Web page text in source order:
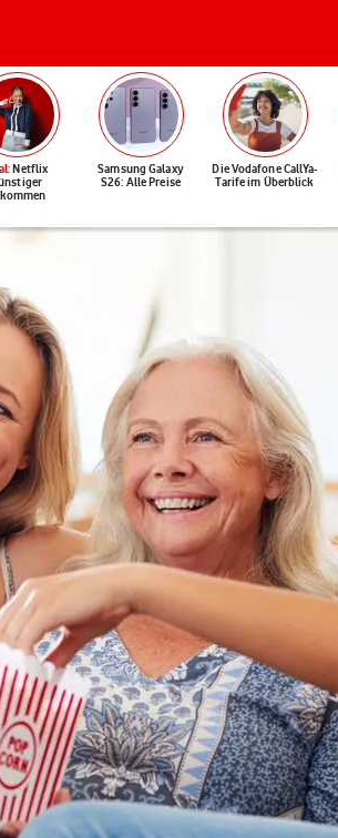
: Netflix
Samsung Galaxy
S26: Alle Preise
Die Vodafone CallYa-
Tarife im Überblick